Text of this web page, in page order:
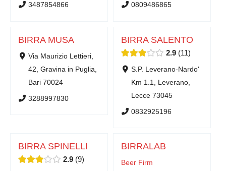
3487854866 0809486865
BIRRA MUSA
Via Maurizio Lettieri,
42, Gravina in Puglia,
Bari 70024
3288997830
BIRRA SALENTO
2.9 11
S.P. Leverano-Nardo'
Km 1.1, Leverano,
Lecce 73045
0832925196
BIRRA SPINELLI
2.9 9
BIRRALAB
Beer Firm